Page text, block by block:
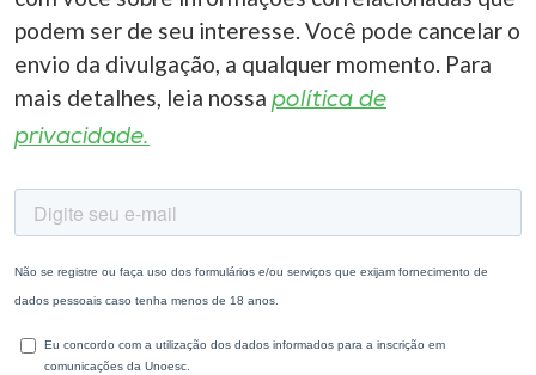
podem ser de seu interesse. Você pode cancelar o
envio da divulgação, a qualquer momento. Para
mais detalhes, leia nossa política de
privacidade.